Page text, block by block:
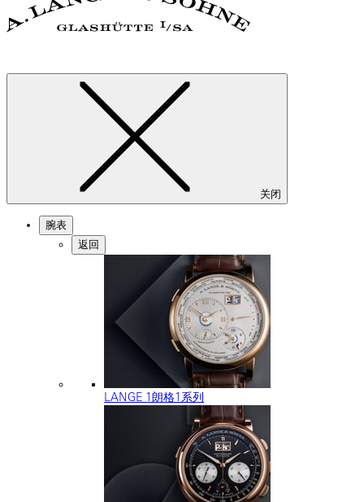
关闭
腕表
返回
LANGE 1朗格1系列